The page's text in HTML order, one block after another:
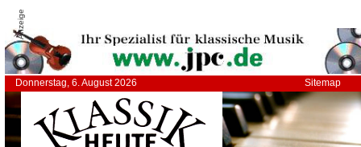
Anzeige
Donnerstag, 6. August 2026 Sitemap